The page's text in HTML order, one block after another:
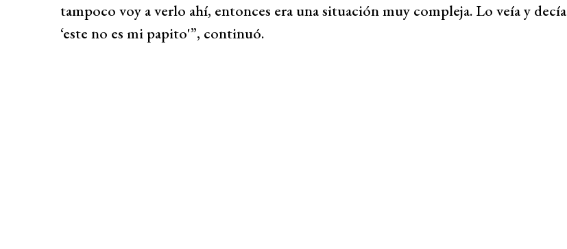
tampoco voy a verlo ahí, entonces era una situación muy compleja. Lo veía y decía
‘este no es mi papito'”, continuó.